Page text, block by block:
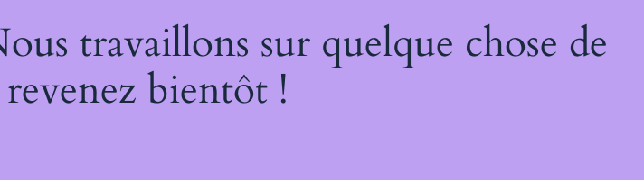
travaillons sur quelque chose de
bientôt !